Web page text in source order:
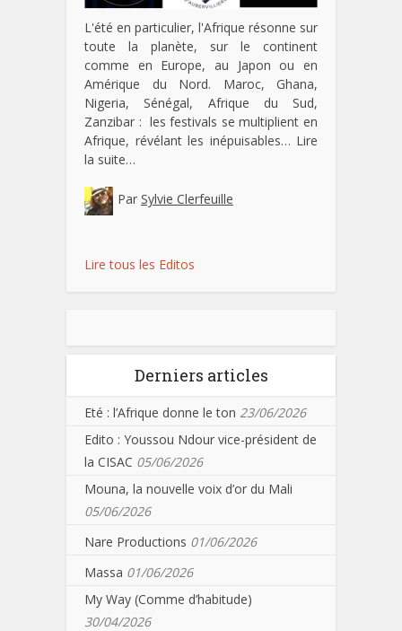
L'été en particulier, l'Afrique résonne sur
toute la planète, sur le continent
comme en Europe, au Japon ou en
Amérique du Nord. Maroc, Ghana,
Nigeria, Sénégal, Afrique du Sud,
Zanzibar : les festivals se multiplient en
Afrique, révélant les inépuisables… Lire
la suite…
Par Sylvie Clerfeuille
Lire tous les Editos
Derniers articles
Eté : l’Afrique donne le ton 23/06/2026
Edito : Youssou Ndour vice-président de
la CISAC 05/06/2026
Mouna, la nouvelle voix d’or du Mali
05/06/2026
Nare Productions 01/06/2026
Massa 01/06/2026
My Way (Comme d’habitude)
30/04/2026